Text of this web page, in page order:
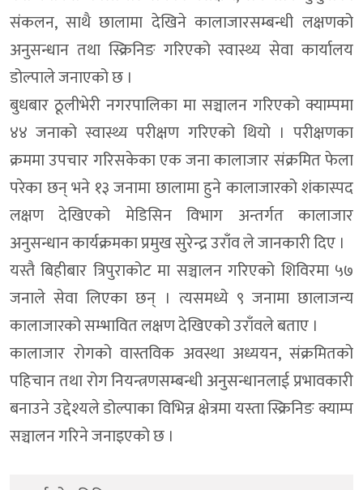
संकलन, साथै छालामा देखिने कालाजारसम्बन्धी लक्षणको
अनुसन्धान तथा स्क्रिनिङ गरिएको स्वास्थ्य सेवा कार्यालय
डोल्पाले जनाएको छ ।
बुधबार ठूलीभेरी नगरपालिका मा सञ्चालन गरिएको क्याम्पमा
४४ जनाको स्वास्थ्य परीक्षण गरिएको थियो । परीक्षणका
क्रममा उपचार गरिसकेका एक जना कालाजार संक्रमित फेला
परेका छन् भने १३ जनामा छालामा हुने कालाजारको शंकास्पद
लक्षण देखिएको मेडिसिन विभाग अन्तर्गत कालाजार
अनुसन्धान कार्यक्रमका प्रमुख सुरेन्द्र उराँव ले जानकारी दिए ।
यस्तै बिहीबार त्रिपुराकोट मा सञ्चालन गरिएको शिविरमा ५७
जनाले सेवा लिएका छन् । त्यसमध्ये ९ जनामा छालाजन्य
कालाजारको सम्भावित लक्षण देखिएको उराँवले बताए ।
कालाजार रोगको वास्तविक अवस्था अध्ययन, संक्रमितको
पहिचान तथा रोग नियन्त्रणसम्बन्धी अनुसन्धानलाई प्रभावकारी
बनाउने उद्देश्यले डोल्पाका विभिन्न क्षेत्रमा यस्ता स्क्रिनिङ क्याम्प
सञ्चालन गरिने जनाइएको छ ।